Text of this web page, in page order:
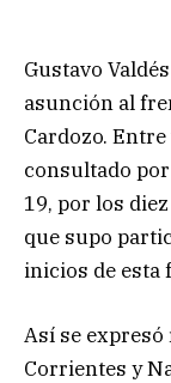
Gustavo
asunción al
Cardozo.
consultado
19, por los
que supo
inicios de
Así se
Corrientes y